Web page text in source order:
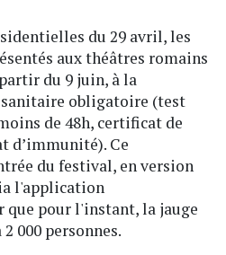
du 29 avril, les
aux théâtres romains
du 9 juin, à la
sanitaire obligatoire (test
de 48h, certificat de
d’immunité). Ce
du festival, en version
l'application
que pour l'instant, la jauge
000 personnes.